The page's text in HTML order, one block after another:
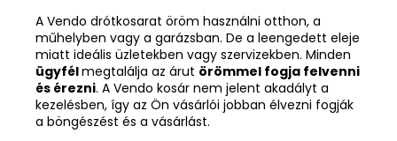
A Vendo drótkosarat öröm használni otthon, a
műhelyben vagy a garázsban. De a leengedett eleje
miatt ideális üzletekben vagy szervizekben. Minden
ügyfélmegtalálja az árut örömmel fogja felvenni
és érezni. A Vendo kosár nem jelent akadályt a
kezelésben, így az Ön vásárlói jobban élvezni fogják
a böngészést és a vásárlást.